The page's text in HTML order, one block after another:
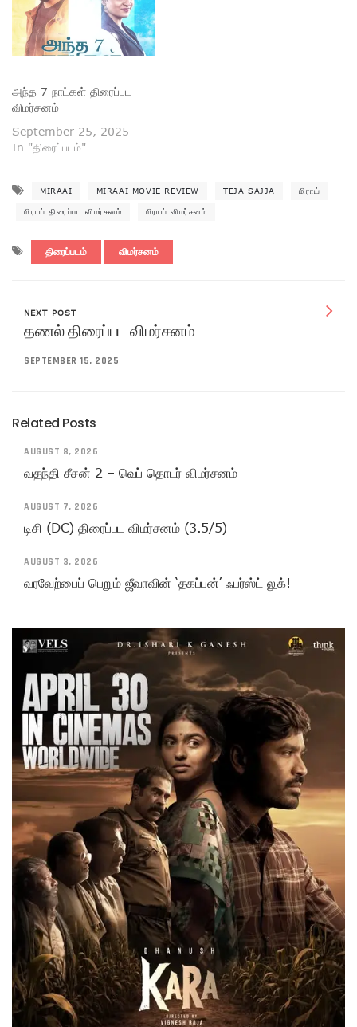
அந்த 7 நாட்கள் திரைப்பட
விமர்சனம்
September 25, 2025
In "திரைப்படம்"
MIRAAI MIRAAI MOVIE REVIEW TEJA SAJJA மிராய்
மிராய் திரைப்பட விமர்சனம் மிராய் விமர்சனம்
திரைப்படம் விமர்சனம்
NEXT POST
தணல் திரைப்பட விமர்சனம்
SEPTEMBER 15, 2025
Related Posts
AUGUST 8, 2026
வதந்தி சீசன் 2 – வெப் தொடர் விமர்சனம்
AUGUST 7, 2026
டிசி (DC) திரைப்பட விமர்சனம் (3.5/5)
AUGUST 3, 2026
வரவேற்பைப் பெறும் ஜீவாவின் ‘தகப்பன்’ ஃபர்ஸ்ட் லுக்!